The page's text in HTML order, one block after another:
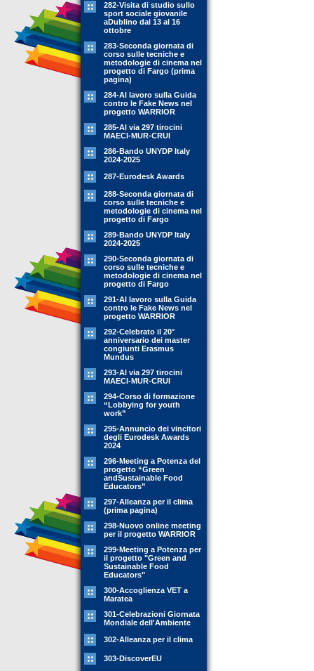
282-Visita di studio sullo
sport sociale giovanile
aDublino dal 13 al 16
ottobre
283-Seconda giornata di
corso sulle tecniche e
metodologie di cinema nel
progetto di Fargo (prima
pagina)
284-Al lavoro sulla Guida
contro le Fake News nel
progetto WARRIOR
285-Al via 297 tirocini
MAECI-MUR-CRUI
286-Bando UNYDP Italy
2024-2025
287-Eurodesk Awards
288-Seconda giornata di
corso sulle tecniche e
metodologie di cinema nel
progetto di Fargo
289-Bando UNYDP Italy
2024-2025
290-Seconda giornata di
corso sulle tecniche e
metodologie di cinema nel
progetto di Fargo
291-Al lavoro sulla Guida
contro le Fake News nel
progetto WARRIOR
292-Celebrato il 20°
anniversario dei master
congiunti Erasmus
Mundus
293-Al via 297 tirocini
MAECI-MUR-CRUI
294-Corso di formazione
“Lobbying for youth
work”
295-Annuncio dei vincitori
degli Eurodesk Awards
2024
296-Meeting a Potenza del
progetto “Green
andSustainable Food
Educators”
297-Alleanza per il clima
(prima pagina)
298-Nuovo online meeting
per il progetto WARRIOR
299-Meeting a Potenza per
il progetto "Green and
Sustainable Food
Educators"
300-Accoglienza VET a
Maratea
301-Celebrazioni Giornata
Mondiale dell'Ambiente
302-Alleanza per il clima
303-DiscoverEU